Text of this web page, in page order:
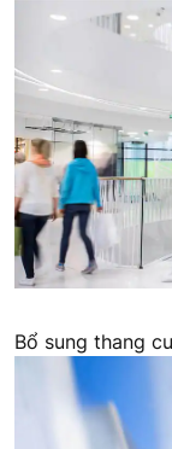
Bổ sung thang